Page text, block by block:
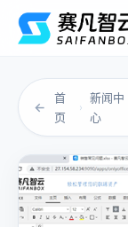
←
首
页
›
新闻中
心